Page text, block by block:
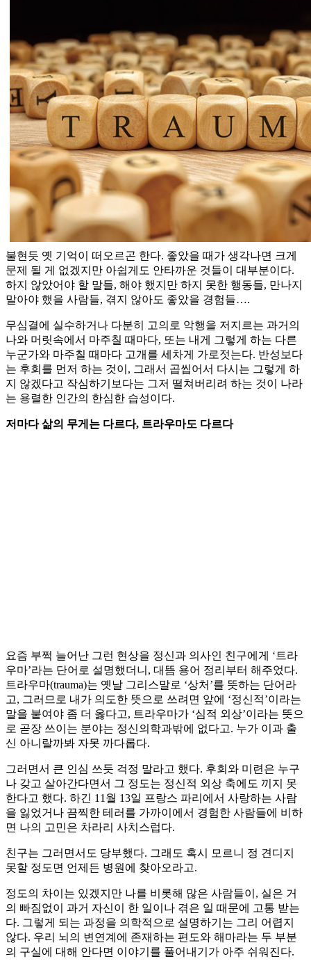
불현듯 옛 기억이 떠오르곤 한다. 좋았을 때가 생각나면 크게
문제 될 게 없겠지만 아쉽게도 안타까운 것들이 대부분이다.
하지 않았어야 할 말들, 해야 했지만 하지 못한 행동들, 만나지
말아야 했을 사람들, 겪지 않아도 좋았을 경험들….
무심결에 실수하거나 다분히 고의로 악행을 저지르는 과거의
나와 머릿속에서 마주칠 때마다, 또는 내게 그렇게 하는 다른
누군가와 마주칠 때마다 고개를 세차게 가로젓는다. 반성보다
는 후회를 먼저 하는 것이, 그래서 곱씹어서 다시는 그렇게 하
지 않겠다고 작심하기보다는 그저 떨쳐버리려 하는 것이 나라
는 용렬한 인간의 한심한 습성이다.
저마다 삶의 무게는 다르다, 트라우마도 다르다
요즘 부쩍 늘어난 그런 현상을 정신과 의사인 친구에게 ‘트라
우마’라는 단어로 설명했더니, 대뜸 용어 정리부터 해주었다.
트라우마(trauma)는 옛날 그리스말로 ‘상처’를 뜻하는 단어라
고, 그러므로 내가 의도한 뜻으로 쓰려면 앞에 ‘정신적’이라는
말을 붙여야 좀 더 옳다고, 트라우마가 ‘심적 외상’이라는 뜻으
로 곧장 쓰이는 분야는 정신의학과밖에 없다고. 누가 이과 출
신 아니랄까봐 자못 까다롭다.
그러면서 큰 인심 쓰듯 걱정 말라고 했다. 후회와 미련은 누구
나 갖고 살아간다면서 그 정도는 정신적 외상 축에도 끼지 못
한다고 했다. 하긴 11월 13일 프랑스 파리에서 사랑하는 사람
을 잃었거나 끔찍한 테러를 가까이에서 경험한 사람들에 비하
면 나의 고민은 차라리 사치스럽다.
친구는 그러면서도 당부했다. 그래도 혹시 모르니 정 견디지
못할 정도면 언제든 병원에 찾아오라고.
정도의 차이는 있겠지만 나를 비롯해 많은 사람들이, 실은 거
의 빠짐없이 과거 자신이 한 일이나 겪은 일 때문에 고통 받는
다. 그렇게 되는 과정을 의학적으로 설명하기는 그리 어렵지
않다. 우리 뇌의 변연계에 존재하는 편도와 해마라는 두 부분
의 구실에 대해 안다면 이야기를 풀어내기가 아주 쉬워진다.